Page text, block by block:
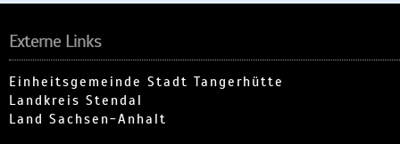
Externe Links
Einheitsgemeinde Stadt Tangerhütte
Landkreis Stendal
Land Sachsen-Anhalt